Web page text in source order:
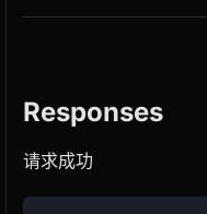
Responses
请求成功